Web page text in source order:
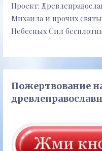
Проект:
Михаила и прочих
Небесных Сил
Пожертвование